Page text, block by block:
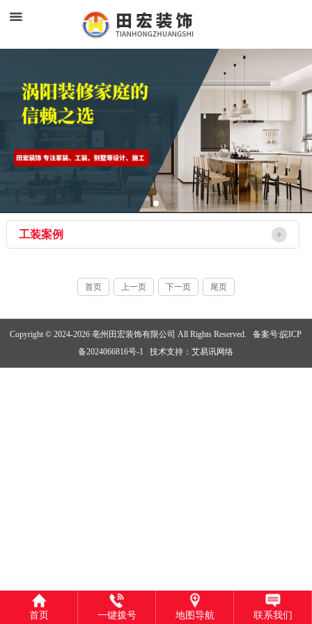
工装案例
首页 上一页 下一页 尾页
Copyright © 2024-2026 亳州田宏装饰有限公司 All Rights Reserved.
备案号:皖ICP
备2024066816号-1
技术支持：艾易讯网络
首页 一键拨号 地图导航 联系我们